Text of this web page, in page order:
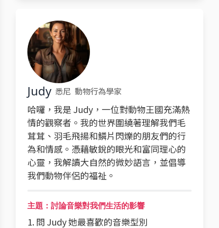
Judy 悉尼 動物行為學家
哈囉，我是 Judy，一位對動物王國充滿熱
情的觀察者。我的世界圍繞著理解我們毛
茸茸、羽毛飛揚和鱗片閃爍的朋友們的行
為和情感。憑藉敏銳的眼光和富同理心的
心靈，我解讀大自然的微妙語言，並倡導
我們動物伴侶的福祉。
主題：討論音樂對我們生活的影響
1. 問 Judy 她最喜歡的音樂型別